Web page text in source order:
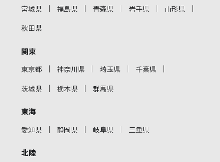
宮城県 ｜ 福島県 ｜ 青森県 ｜ 岩手県 ｜ 山形県 ｜
秋田県
関東
東京都 ｜ 神奈川県 ｜ 埼玉県 ｜ 千葉県 ｜
茨城県 ｜ 栃木県 ｜ 群馬県
東海
愛知県 ｜ 静岡県 ｜ 岐阜県 ｜ 三重県
北陸